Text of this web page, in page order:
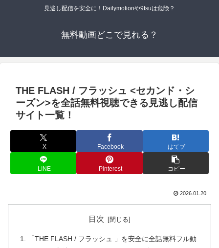
見逃し配信を安全に！Dailymotionや9tsuは危険？
無料動画どこで見れる？
THE FLASH / フラッシュ <セカンド・シ
ーズン>を全話無料視聴できる見逃し配信
サイト一覧！
X Facebook はてブ
LINE Pinterest コピー
2026.01.20
目次
「THE FLASH / フラッシュ 」を安全に全話無料フル動